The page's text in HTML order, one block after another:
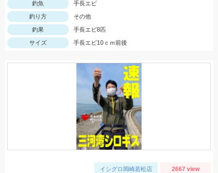
釣魚
手長エビ
釣り方
その他
釣果
手長エビ8匹
サイズ
手長エビ10ｃｍ前後
イシグロ岡崎若松店 2667 view